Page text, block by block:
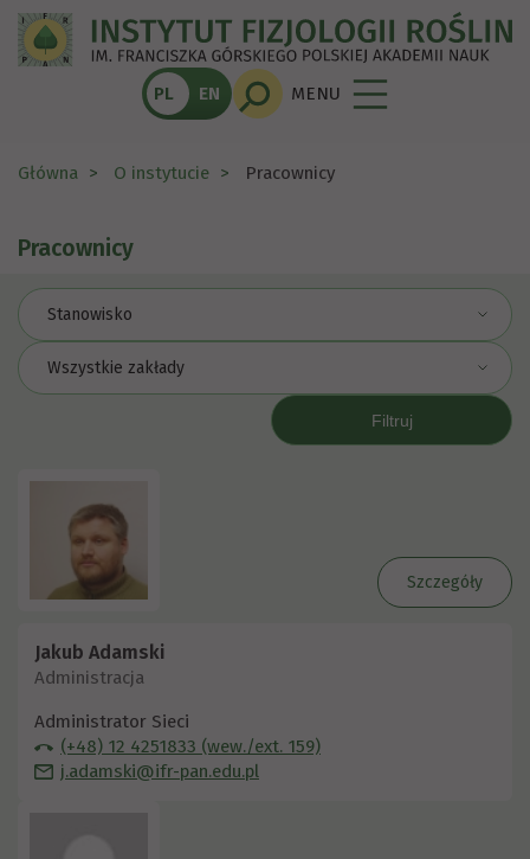
PL EN MENU
Główna O instytucie Pracownicy
Pracownicy
Stanowisko
Wszystkie zakłady
Jakub Adamski
Administracja
Administrator Sieci
Szczegóły
(+48) 12 4251833 (wew./ext. 159)
j.adamski@ifr-pan.edu.pl